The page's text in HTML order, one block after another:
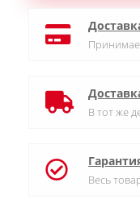
В тот же
Весь